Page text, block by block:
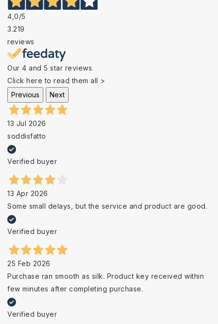
4,0/5
3.219
reviews
Our 4 and 5 star reviews.
Click here to read them all >
Previous
Next
13 Jul 2026
soddisfatto
Verified buyer
13 Apr 2026
Some small delays, but the service and product are good.
Verified buyer
25 Feb 2026
Purchase ran smooth as silk. Product key received within
few minutes after completing purchase.
Verified buyer